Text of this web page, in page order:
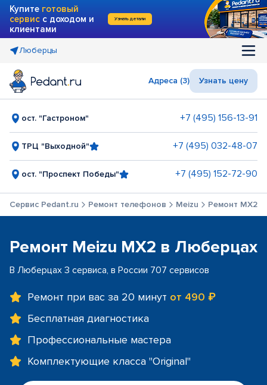
Купите готовый
сервис с доходом и
клиентами
Узнать детали
Люберцы
Адреса (3) Узнать цену
ост. "Гастроном" +7 (495) 156-13-91
ТРЦ "Выходной" +7 (495) 032-48-07
ост. "Проспект Победы" +7 (495) 152-72-90
Сервис Pedant.ru Ремонт телефонов Meizu Ремонт MX2
Ремонт Meizu MX2 в Люберцах
В Люберцах 3 сервиса, в России 707 сервисов
Ремонт при вас за 20 минут от 490 ₽
Бесплатная диагностика
Профессиональные мастера
Комплектующие класса "Original"